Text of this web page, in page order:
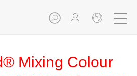
Mixing Colour